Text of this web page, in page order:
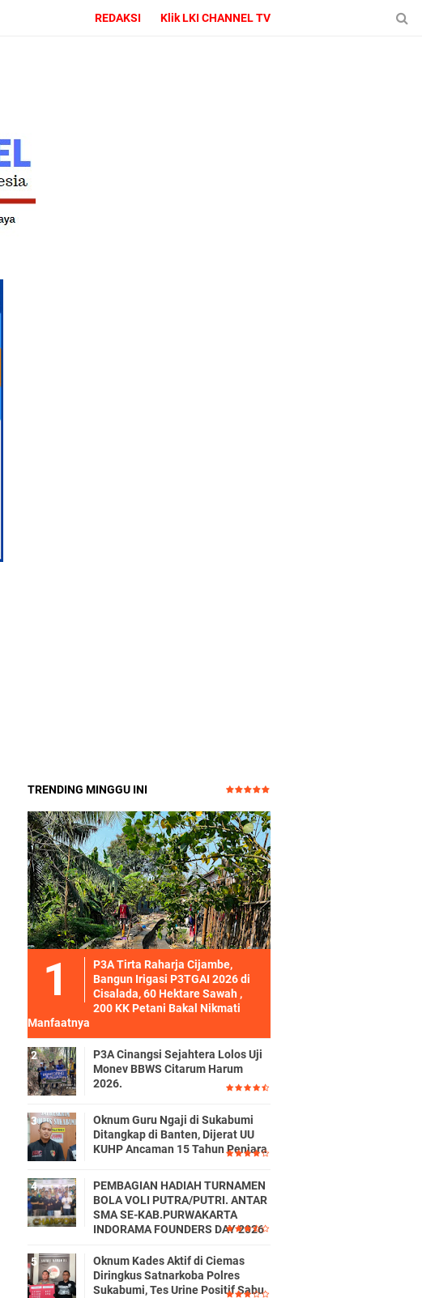
REDAKSI Klik LKI CHANNEL TV
TRENDING MINGGU INI
P3A Tirta Raharja Cijambe,
Bangun Irigasi P3TGAI 2026 di
Cisalada, 60 Hektare Sawah ,
200 KK Petani Bakal Nikmati
Manfaatnya
P3A Cinangsi Sejahtera Lolos Uji
Monev BBWS Citarum Harum
2026.
Oknum Guru Ngaji di Sukabumi
Ditangkap di Banten, Dijerat UU
KUHP Ancaman 15 Tahun Penjara
PEMBAGIAN HADIAH TURNAMEN
BOLA VOLI PUTRA/PUTRI. ANTAR
SMA SE-KAB.PURWAKARTA
INDORAMA FOUNDERS DAY 2026
Oknum Kades Aktif di Ciemas
Diringkus Satnarkoba Polres
Sukabumi, Tes Urine Positif Sabu